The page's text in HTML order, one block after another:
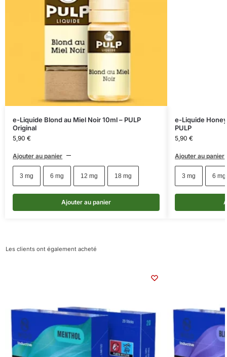
e-Liquide Blond au Miel Noir 10ml – PULP
Original
5,90€
Ajouter au panier
3 mg 6 mg 12 mg 18 mg
Ajouter au panier
e-Liquide
PULP
5,90€
Ajouter au panier
3 mg 6 mg
Les clients ont également acheté